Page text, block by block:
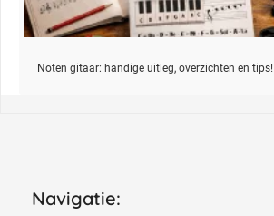
Noten gitaar: handige uitleg, overzichten en tips!
Navigatie: